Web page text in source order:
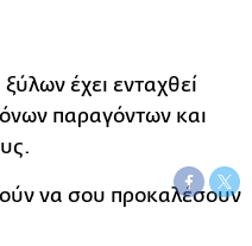
έχει ενταχθεί
παραγόντων και